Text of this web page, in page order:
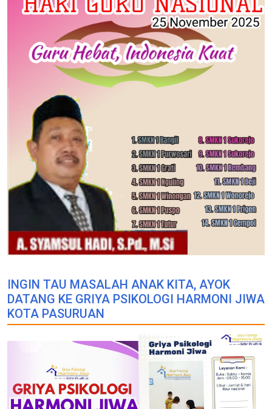
INGIN TAU MASALAH ANAK KITA, AYOK
DATANG KE GRIYA PSIKOLOGI HARMONI JIWA
KOTA PASURUAN